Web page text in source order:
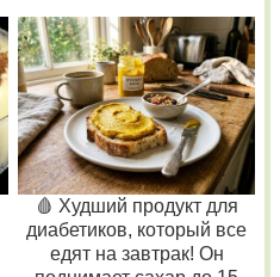
🩸 Худший продукт для
диабетиков, который все
едят на завтрак! Он